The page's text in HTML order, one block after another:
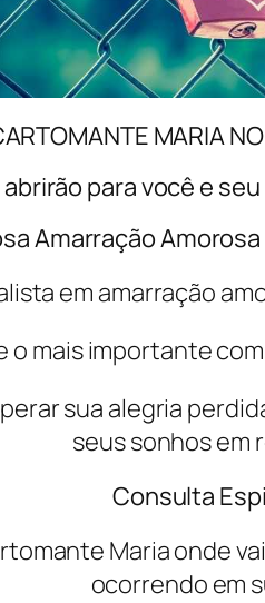
MARIA
para você e
Amarração Amorosa
em amarração
mais importante
sua alegria
seus sonhos em
Consulta
Maria onde
ocorrendo em